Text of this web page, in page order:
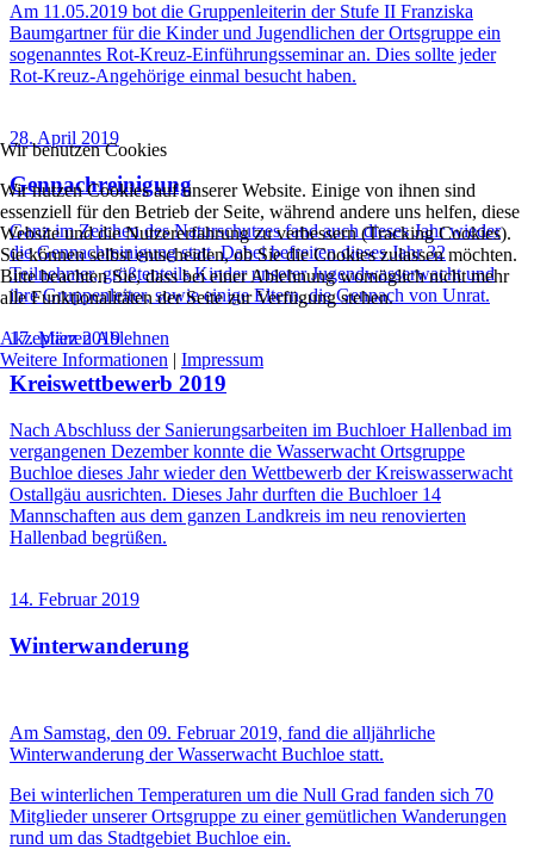
Am 11.05.2019 bot die Gruppenleiterin der Stufe II Franziska
Baumgartner für die Kinder und Jugendlichen der Ortsgruppe ein
sogenanntes Rot-Kreuz-Einführungsseminar an. Dies sollte jeder
Rot-Kreuz-Angehörige einmal besucht haben.
28. April 2019
Gennachreinigung
Ganz im Zeichen des Naturschutzes fand auch dieses Jahr wieder
die Gennachreinigung statt. Dabei befreiten dieses Jahr 32
Teilnehmer, größtenteils Kinder unserer Jugendwasserwacht und
ihre Gruppenleiter, sowie einige Eltern, die Gennach von Unrat.
17. März 2019
Kreiswettbewerb 2019
Nach Abschluss der Sanierungsarbeiten im Buchloer Hallenbad im
vergangenen Dezember konnte die Wasserwacht Ortsgruppe
Buchloe dieses Jahr wieder den Wettbewerb der Kreiswasserwacht
Ostallgäu ausrichten. Dieses Jahr durften die Buchloer 14
Mannschaften aus dem ganzen Landkreis im neu renovierten
Hallenbad begrüßen.
14. Februar 2019
Winterwanderung
Am Samstag, den 09. Februar 2019, fand die alljährliche
Winterwanderung der Wasserwacht Buchloe statt.
Bei winterlichen Temperaturen um die Null Grad fanden sich 70
Mitglieder unserer Ortsgruppe zu einer gemütlichen Wanderungen
rund um das Stadtgebiet Buchloe ein.
Wir benutzen Cookies
Wir nutzen Cookies auf unserer Website. Einige von ihnen sind
essenziell für den Betrieb der Seite, während andere uns helfen, diese
Website und die Nutzererfahrung zu verbessern (Tracking Cookies).
Sie können selbst entscheiden, ob Sie die Cookies zulassen möchten.
Bitte beachten Sie, dass bei einer Ablehnung womöglich nicht mehr
alle Funktionalitäten der Seite zur Verfügung stehen.
Akzeptieren Ablehnen
Weitere Informationen | Impressum